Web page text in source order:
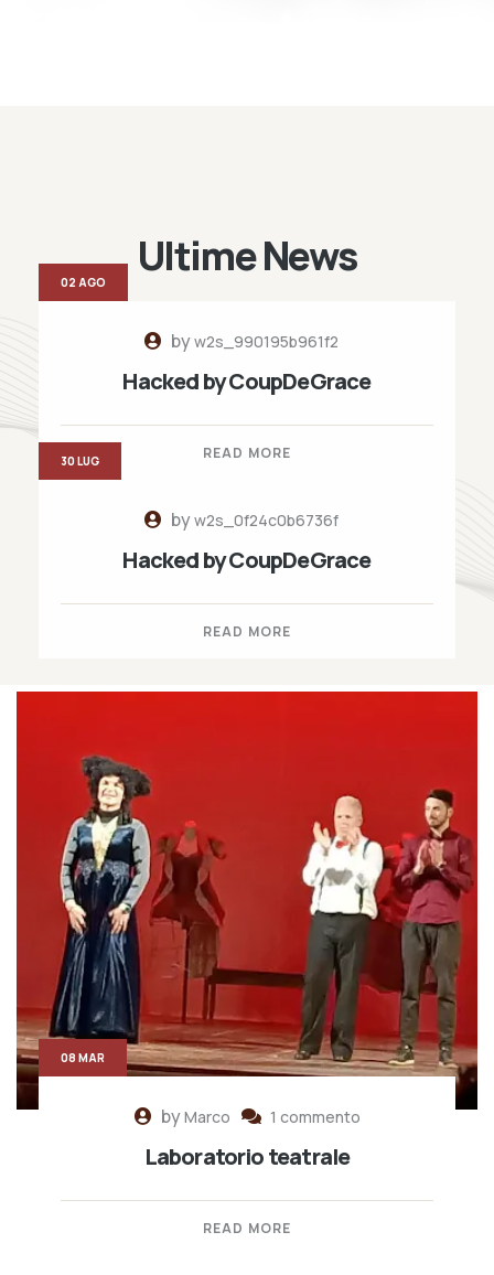
Ultime News
byw2s_990195b961f2
Hacked by CoupDeGrace
READ MORE
02 AGO
byw2s_0f24c0b6736f
Hacked by CoupDeGrace
READ MORE
30 LUG
byMarco 1 commento
Laboratorio teatrale
READ MORE
08 MAR